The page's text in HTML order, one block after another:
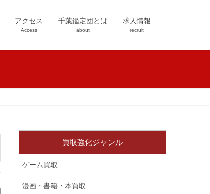
アクセス
Access
千葉鑑定団とは
about
求人情報
recruit
買取強化ジャンル
ゲーム買取
漫画・書籍・本買取